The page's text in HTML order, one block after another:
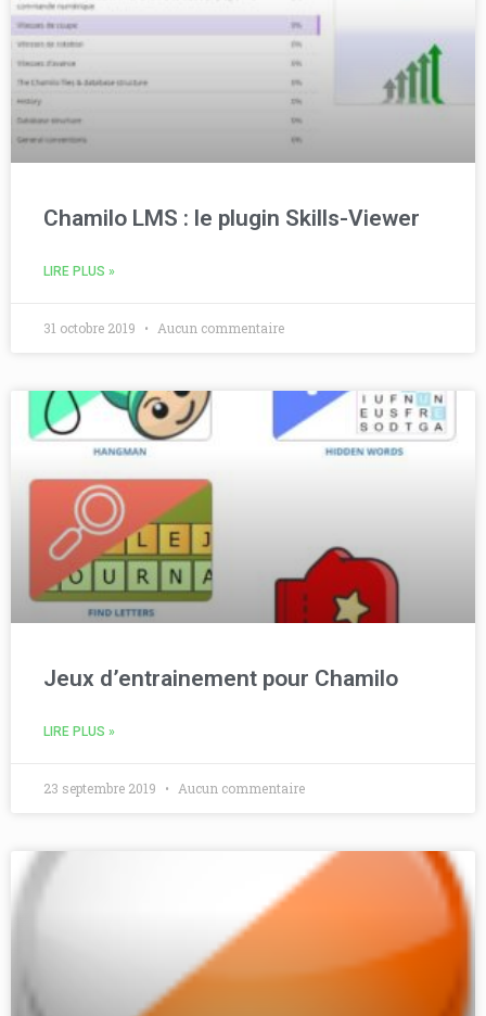
Chamilo LMS : le plugin Skills-Viewer
LIRE PLUS »
31 octobre 2019 Aucun commentaire
Jeux d’entrainement pour Chamilo
LIRE PLUS »
23 septembre 2019 Aucun commentaire